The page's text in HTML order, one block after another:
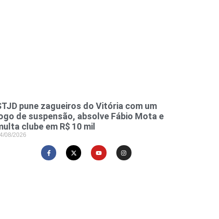
pune zagueiros do Vitória com um
de suspensão, absolve Fábio Mota e
clube em R$ 10 mil
08/2026